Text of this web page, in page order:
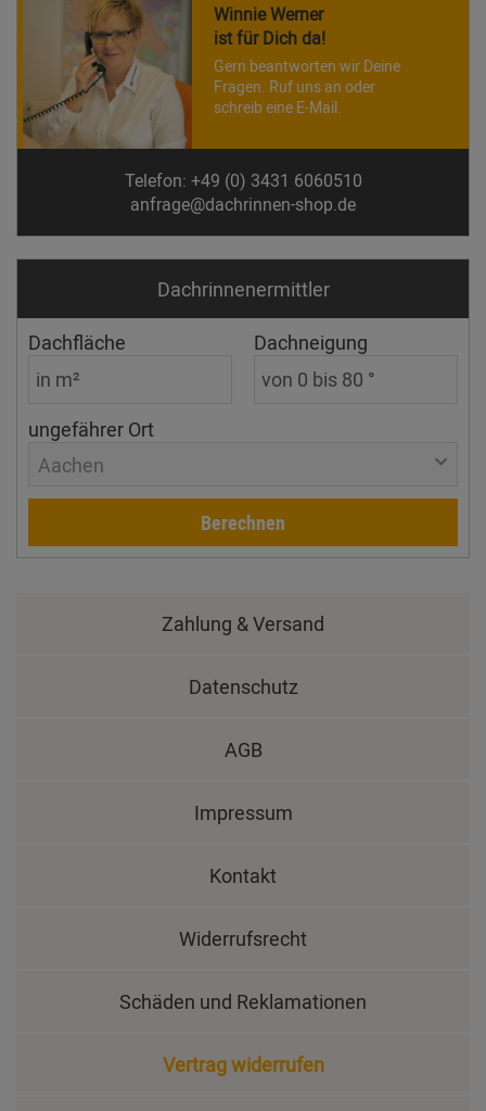
Winnie Werner
ist für Dich da!
Gern beantworten wir Deine
Fragen. Ruf uns an oder
schreib eine E-Mail.
Telefon: +49 (0) 3431 6060510
anfrage@dachrinnen-shop.de
Dachrinnen­ermittler
Dachfläche Dachneigung
ungefährer Ort
Aachen
Berechnen
Zahlung & Versand
Datenschutz
AGB
Impressum
Kontakt
Widerrufsrecht
Schäden und Reklamationen
Vertrag widerrufen